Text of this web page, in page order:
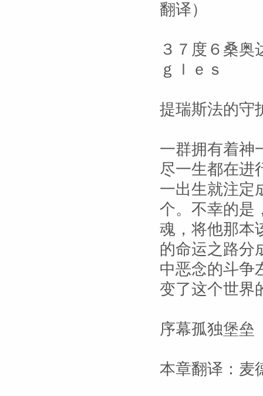
翻译）
３７度６桑奥
ｇｌｅｓ
提瑞斯法的守
一群拥有着神
尽一生都在进
一出生就注定
个。不幸的是
魂，将他那本
的命运之路分
中恶念的斗
变了这个世界
序幕孤独堡垒
本章翻译：麦